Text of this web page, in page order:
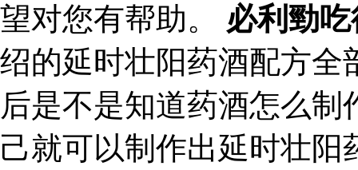
望对您有帮助。 必利勁
绍的延时壮阳药酒配方全
后是不是知道药酒怎么
己就可以制作出延时壮